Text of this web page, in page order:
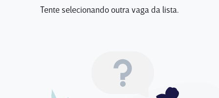
Tente selecionando outra vaga da lista.